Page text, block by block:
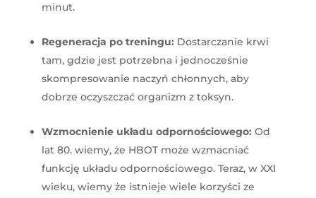
minut.
Regeneracja po treningu: Dostarczanie krwi
tam, gdzie jest potrzebna i jednocześnie
skompresowanie naczyń chłonnych, aby
dobrze oczyszczać organizm z toksyn.
Wzmocnienie układu odpornościowego: Od
lat 80. wiemy, że HBOT może wzmacniać
funkcję układu odpornościowego. Teraz, w XXI
wieku, wiemy że istnieje wiele korzyści ze